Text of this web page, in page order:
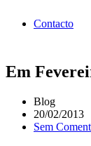
Contacto
Em
Blog
20/02/2013
Sem